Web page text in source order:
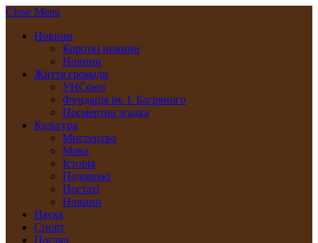
Close Menu
Новини
Короткі новини
Новини
Життя громади
УНСоюз
Фундація ім. І. Багряного
Посмертна згадка
Культура
Мистецтво
Мова
Історія
Подорожі
Постаті
Новини
Наука
Спорт
Погляд